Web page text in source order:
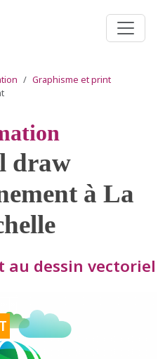
Graphisme et print
draw
à La
dessin vectoriel